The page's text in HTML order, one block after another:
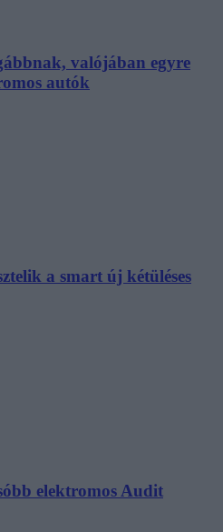
valójában egyre
autók
a smart új kétüléses
elektromos Audit